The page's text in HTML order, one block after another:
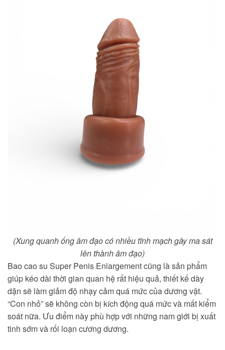
(Xung quanh ống âm đạo có nhiều tĩnh mạch gây ma sát
lên thành âm đạo)
Bao cao su Super Penis Enlargement cũng là sản phẩm
giúp kéo dài thời gian quan hệ rất hiệu quả, thiết kế dày
dặn sẽ làm giảm độ nhạy cảm quá mức của dương vật.
“Con nhỏ” sẽ không còn bị kích động quá mức và mất kiểm
soát nữa. Ưu điểm này phù hợp với những nam giới bị xuất
tinh sớm và rối loạn cương dương.